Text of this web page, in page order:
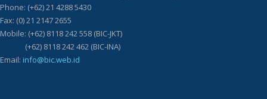
Phone: (+62) 21 4288 5430
Fax: (0) 21 2147 2655
Mobile: (+62) 8118 242 558 (BIC-JKT)
(+62) 8118 242 462 (BIC-INA)
Email: info@bic.web.id